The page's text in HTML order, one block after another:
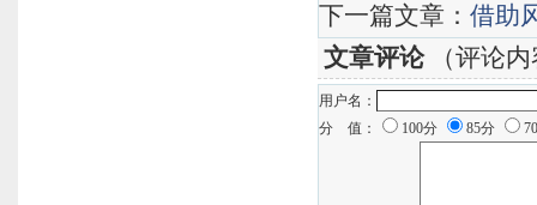
下一篇文章： 借助
文章评论（评论内
用户名：
分 值：
100分 85分